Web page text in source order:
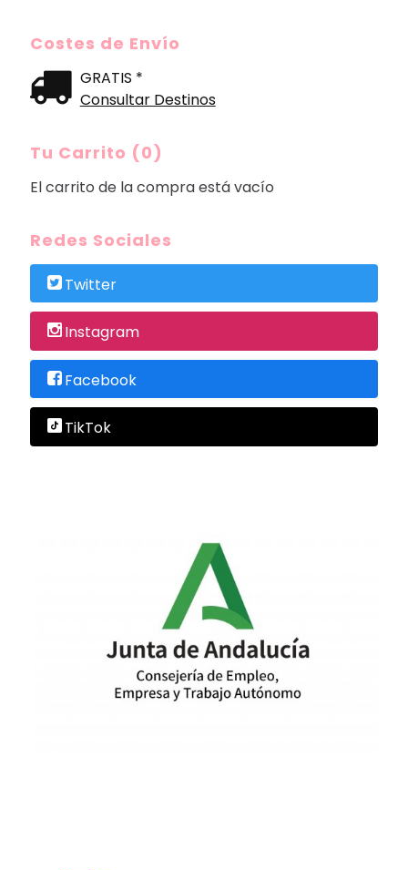
Costes de Envío
GRATIS *
Consultar Destinos
Tu Carrito (0)
El carrito de la compra está vacío
Redes Sociales
Twitter
Instagram
Facebook
TikTok